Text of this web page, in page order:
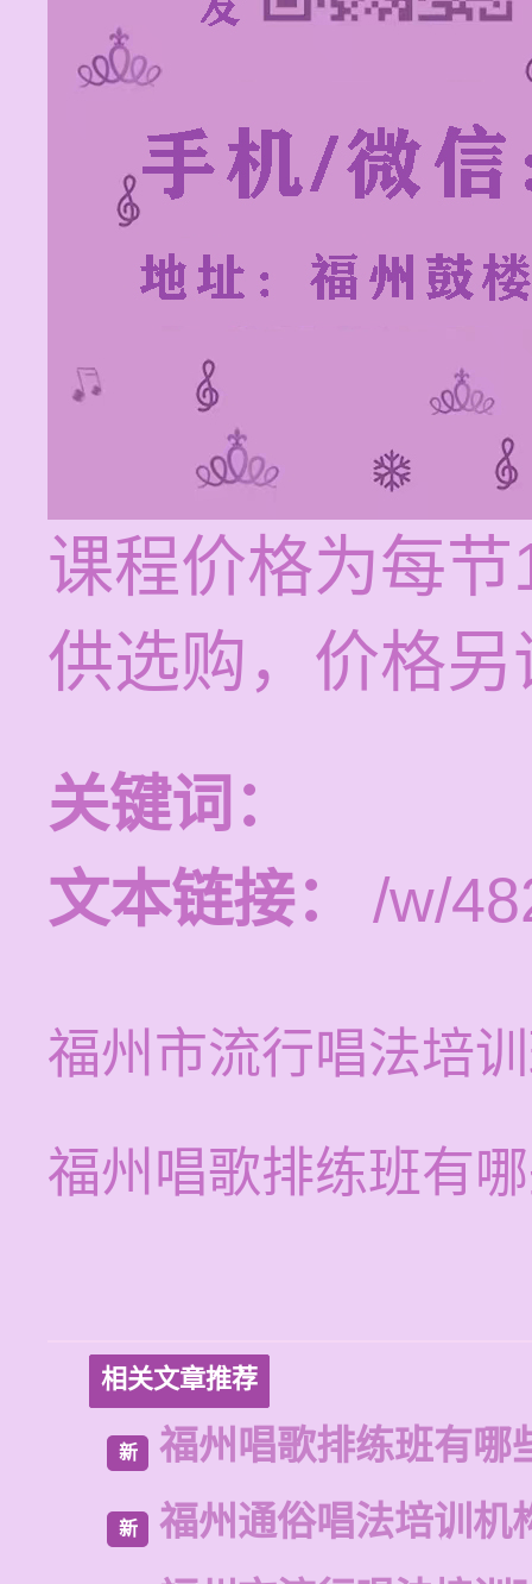
课程价格为每
供选购，价格另
关键词：
文本链接：
/w/
福州市流行唱法培
福州唱歌排练班有
相关文章推荐
新 福州唱歌排练班有哪
新
福州通俗唱法培训机